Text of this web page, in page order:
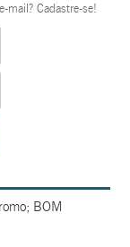
mail? Cadastre-se!
BOM